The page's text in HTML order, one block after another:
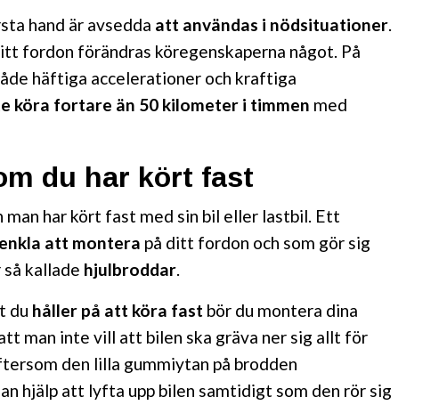
hand är avsedda att användas i nödsituationer.
fordon förändras köregenskaperna något. På
häftiga accelerationer och kraftiga
köra fortare än 50 kilometer i timmen med
du har kört fast
man har kört fast med sin bil eller lastbil. Ett
enkla att montera på ditt fordon och som gör sig
kallade hjulbroddar.
du håller på att köra fast bör du montera dina
man inte vill att bilen ska gräva ner sig allt för
den lilla gummiytan på brodden
hjälp att lyfta upp bilen samtidigt som den rör sig